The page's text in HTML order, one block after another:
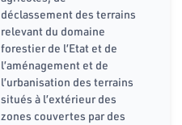
déclassement des terrains
relevant du domaine
forestier de l’Etat et de
l’aménagement et de
l’urbanisation des terrains
situés à l’extérieur des
zones couvertes par des